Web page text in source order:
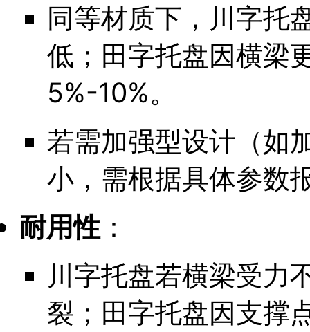
同等材质下，川字托
低；田字托盘因横梁
5%-10%。
若需加强型设计（如
小，需根据具体参数
耐用性 ：
川字托盘若横梁受力
裂；田字托盘因支撑